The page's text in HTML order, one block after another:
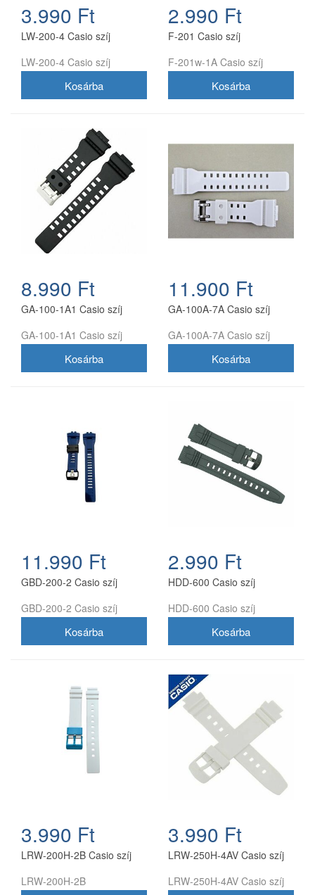
3.990 Ft
LW-200-4 Casio szíj
LW-200-4 Casio szíj
2.990 Ft
F-201 Casio szíj
F-201w-1A Casio szíj
8.990 Ft
GA-100-1A1 Casio szíj
GA-100-1A1 Casio szíj
11.900 Ft
GA-100A-7A Casio szíj
GA-100A-7A Casio szíj
11.990 Ft
GBD-200-2 Casio szíj
GBD-200-2 Casio szíj
2.990 Ft
HDD-600 Casio szíj
HDD-600 Casio szíj
3.990 Ft
LRW-200H-2B Casio szíj
LRW-200H-2B
3.990 Ft
LRW-250H-4AV Casio szíj
LRW-250H-4AV Casio szíj